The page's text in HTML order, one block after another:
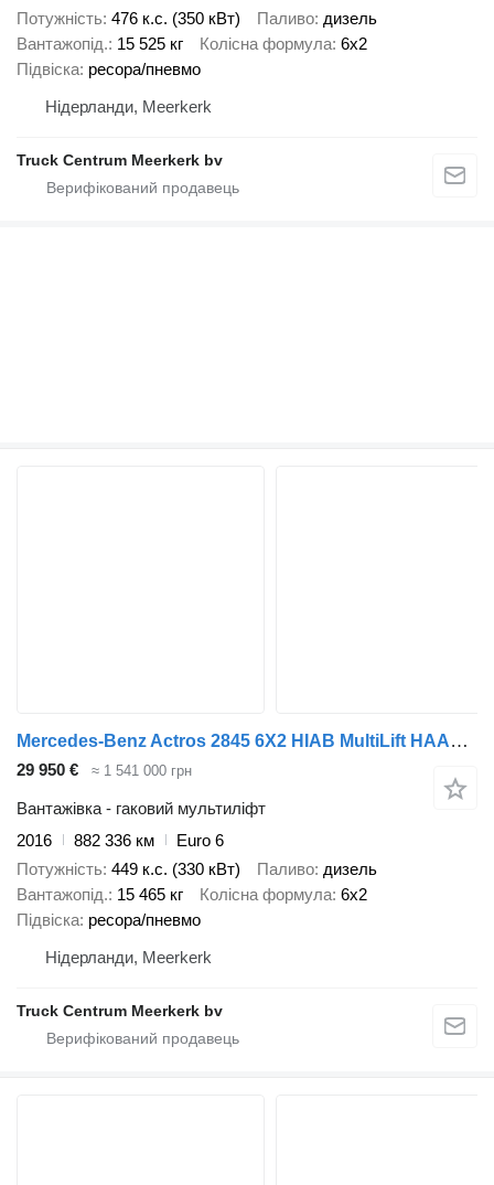
Потужність 476 к.с. (350 кВт) Паливо дизель
Вантажопід. 15 525 кг Колісна формула 6x2
Підвіска ресора/пневмо
Нідерланди, Meerkerk
Truck Centrum Meerkerk bv
Mercedes-Benz Actros 2845 6X2 HIAB MultiLift HAAKARM
29 950 € ≈ 1 541 000 грн
Вантажівка - гаковий мультиліфт
2016
882 336 км
Euro 6
Потужність 449 к.с. (330 кВт) Паливо дизель
Вантажопід. 15 465 кг Колісна формула 6x2
Підвіска ресора/пневмо
Нідерланди, Meerkerk
Truck Centrum Meerkerk bv